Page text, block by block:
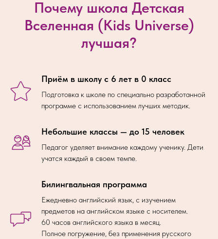
Почему школа Детская
Вселенная (Kids Universe)
лучшая?
Приём в школу с 6 лет в 0 класс
Подготовка к школе по специально разработанной
программе с использованием лучших методик.
Небольшие классы — до 15 человек
Педагог уделяет внимание каждому ученику. Дети
учатся каждый в своем темпе.
Билингвальная программа
Ежедневно английский язык, с изучением
предметов на английском языке с носителем.
60 часов английского языка в месяц.
Полное погружение, без применения русского